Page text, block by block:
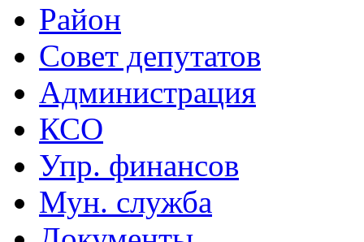
Район
Совет депутатов
Администрация
КСО
Упр. финансов
Мун. служба